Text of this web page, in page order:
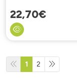
22,70€
1 2